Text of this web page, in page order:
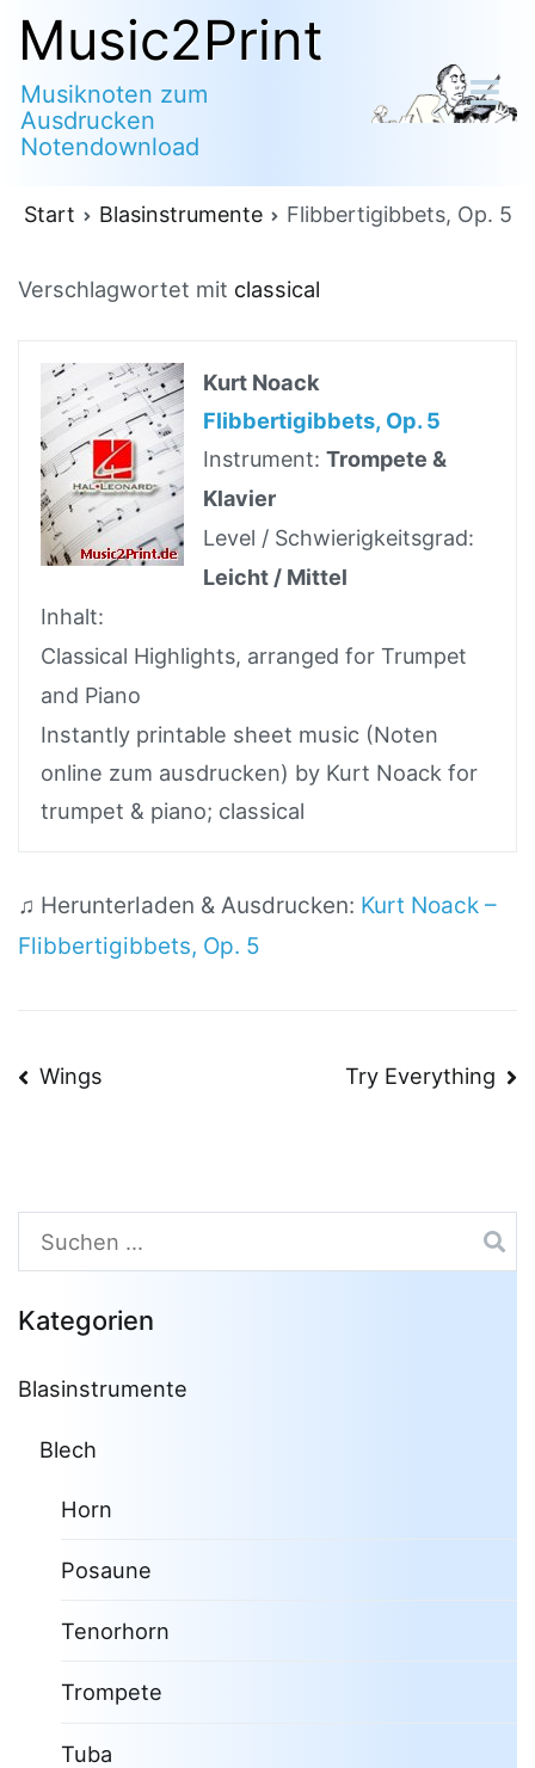
Zum
Inhalt
springen
Music2Print
Musiknoten zum
Ausdrucken
Notendownload
Start Blasinstrumente Flibbertigibbets, Op. 5
Verschlagwortet mit classical
Kurt Noack
Flibbertigibbets, Op. 5
Instrument:Trompete &
Klavier
Level / Schwierigkeitsgrad:
Leicht / Mittel
Inhalt:
Classical Highlights, arranged for Trumpet
and Piano
Instantly printable sheet music (Noten
online zum ausdrucken) by Kurt Noack for
trumpet & piano; classical
♫ Herunterladen & Ausdrucken: Kurt Noack –
Flibbertigibbets, Op. 5
Beitragsnavigation
Wings Try Everything
Suchen
nach:
Kategorien
Blasinstrumente
Blech
Horn
Posaune
Tenorhorn
Trompete
Tuba